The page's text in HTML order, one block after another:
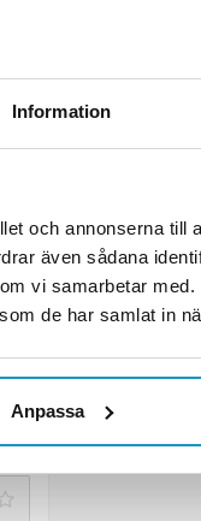
Information
och annonserna till
även sådana
vi samarbetar
de har samlat in
Anpassa